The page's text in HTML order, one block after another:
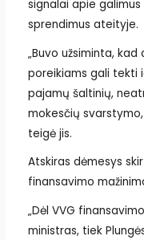
signalai apie
sprendimus ateityje.
„Buvo užsiminta,
poreikiams gali tekti
pajamų šaltinių,
mokesčių
teigė jis.
Atskiras dėmesys
finansavimo
„Dėl VVG
ministras, tiek